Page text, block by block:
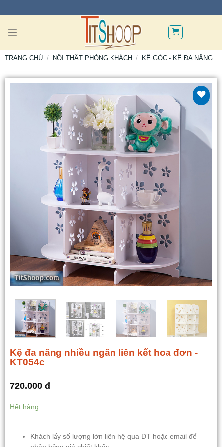
TRANG CHỦ / NỘI THẤT PHÒNG KHÁCH / KỆ GÓC - KỆ ĐA NĂNG
Kệ đa năng nhiều ngăn liên kết hoa đơn -
KT054c
720.000 đ
Hết hàng
Khách lấy số lượng lớn liên hệ qua ĐT hoặc email để